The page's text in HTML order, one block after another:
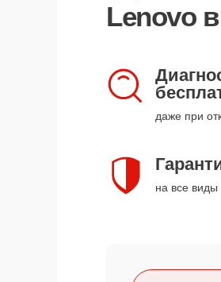
Lenovo
даже при
на все виды